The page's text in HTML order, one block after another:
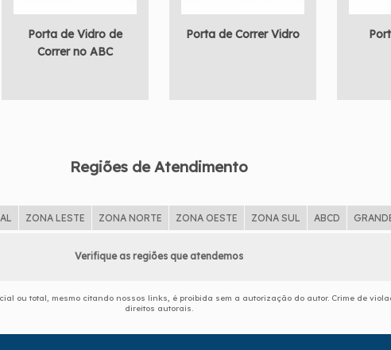
Porta de Vidro de
Correr no ABC
Porta de Correr Vidro
Regiões de Atendimento
ZONA LESTE ZONA NORTE ZONA OESTE ZONA SUL ABCD
Verifique as regiões que atendemos
ou total, mesmo citando nossos links, é proibida sem a autorização do autor. Crime de
direitos autorais.